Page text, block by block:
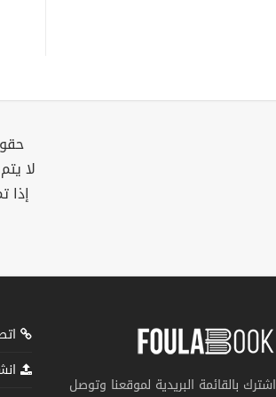
لا
إذا
اشترك بالقائمة البريدية لموقعنا وتوصل